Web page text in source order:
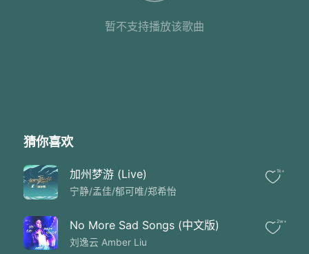
暂不支持播放该歌曲
猜你喜欢
加州梦游 (Live)
宁静/孟佳/郁可唯/郑希怡
1k+
No More Sad Songs (中文版)
刘逸云 Amber Liu
2w+